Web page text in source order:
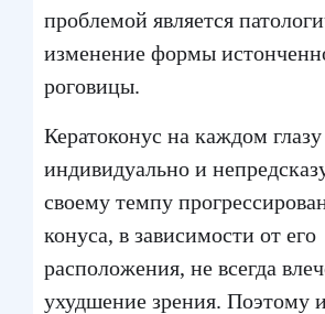
проблемой является
изменение формы
роговицы.
Кератоконус на каждом
индивидуально и
своему темпу
конуса, в зависимости от его
расположения, не всегда
ухудшение зрения. Поэтому